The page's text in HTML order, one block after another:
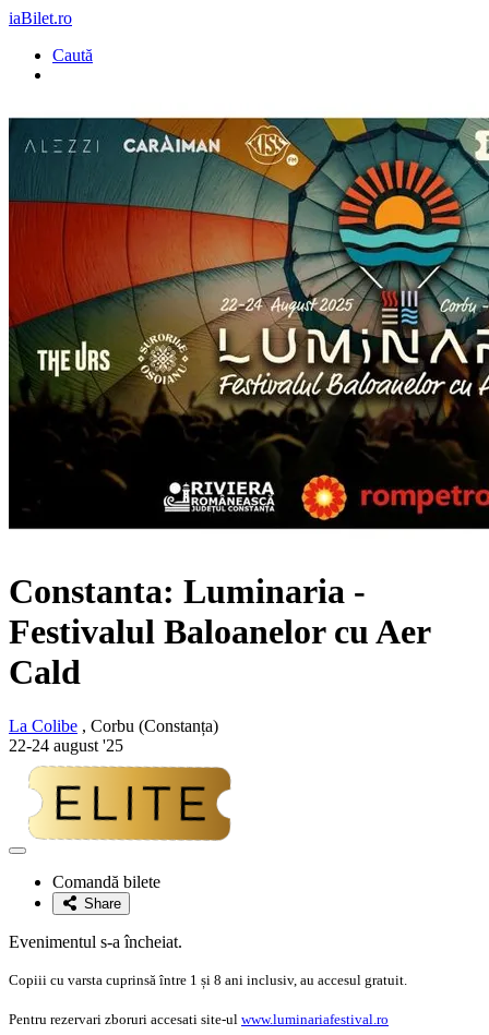
iaBilet.ro
Caută
Constanta: Luminaria -
Festivalul Baloanelor cu Aer
Cald
La Colibe , Corbu (Constanța)
22-24 august '25
Adaugă
favoriteComandă bilete
Share
Evenimentul s-a încheiat.
Copiii cu varsta cuprinsă între 1 și 8 ani inclusiv, au accesul gratuit.
Pentru rezervari zboruri accesati site-ul www.luminariafestival.ro